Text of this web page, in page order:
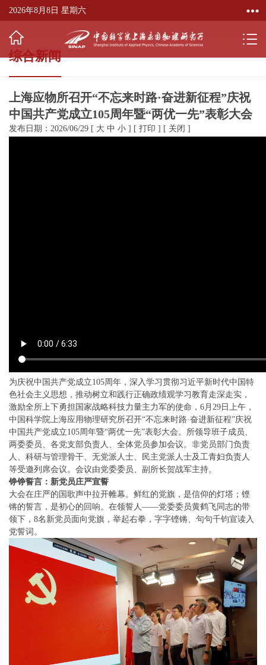
2026年8月8日 星期六
综合新闻
上海应物所召开“不忘来时路·奋进新征程”庆祝
中国共产党成立105周年暨“两优一先”表彰大会
发布日期：2026/06/29 [ 大 中 小 ] [ 打印 ] [ 关闭 ]
为庆祝中国共产党成立105周年，深入学习贯彻习近平新时代中国特
色社会主义思想，推动树立和践行正确政绩观学习教育走深走实，
激励全所上下勇担国家战略科技力量主力军的使命，6月29日上午，
中国科学院上海应用物理研究所召开“不忘来时路·奋进新征程”庆祝
中国共产党成立105周年暨“两优一先”表彰大会。所领导班子成员、
两委委员、各党支部负责人、全体党员参加会议。非党员部门负责
人、科研与管理骨干、无党派人士、民主党派人士及工青妇负责人
等受邀列席会议。会议由党委委员、副所长贺战军主持。
铮铮誓言：新党员庄严宣誓
大会在庄严的国歌声中拉开帷幕。鲜红的党旗，是信仰的灯塔；铿
锵的誓言，是初心的回响。在领誓人——党委委员黄鹤飞同志的带
领下，8名新党员面向党旗，举起右拳，字字铿锵、句句千钧宣读入
党誓词。